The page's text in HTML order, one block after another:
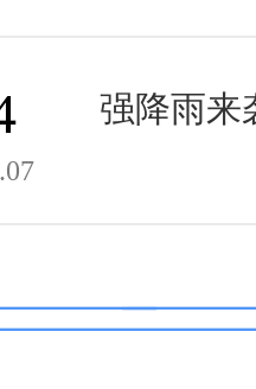
强降雨来